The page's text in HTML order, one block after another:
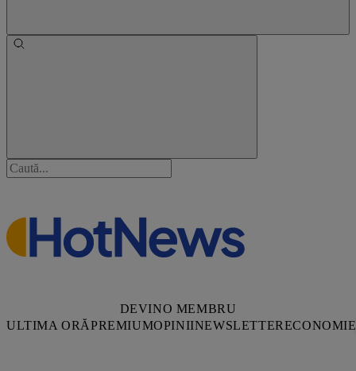
DEVINO MEMBRU
ULTIMA ORĂPREMIUMOPINIINEWSLETTERECONOMIE